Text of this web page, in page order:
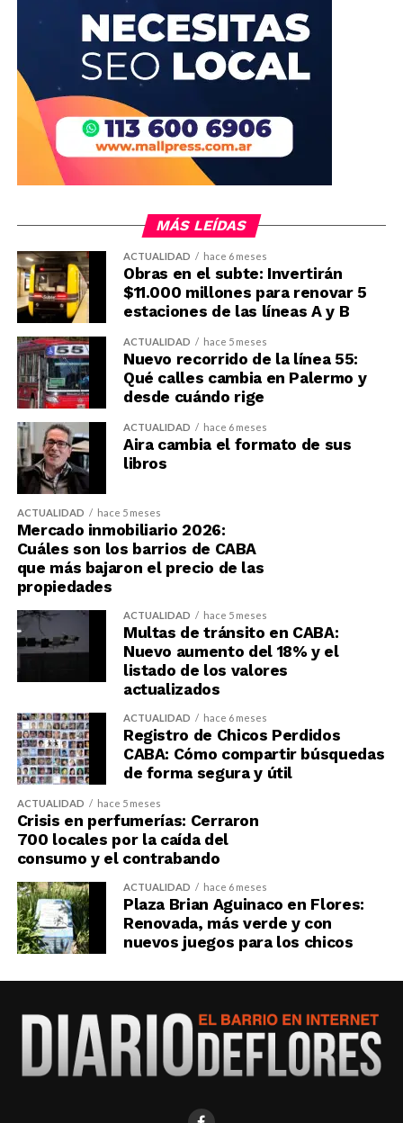
MÁS LEÍDAS
ACTUALIDAD hace 6 meses
Obras en el subte: Invertirán
$11.000 millones para renovar 5
estaciones de las líneas A y B
ACTUALIDAD hace 5 meses
Nuevo recorrido de la línea 55:
Qué calles cambia en Palermo y
desde cuándo rige
ACTUALIDAD hace 6 meses
Aira cambia el formato de sus
libros
ACTUALIDAD hace 5 meses
Mercado inmobiliario 2026:
Cuáles son los barrios de CABA
que más bajaron el precio de las
propiedades
ACTUALIDAD hace 5 meses
Multas de tránsito en CABA:
Nuevo aumento del 18% y el
listado de los valores
actualizados
ACTUALIDAD hace 6 meses
Registro de Chicos Perdidos
CABA: Cómo compartir búsquedas
de forma segura y útil
ACTUALIDAD hace 5 meses
Crisis en perfumerías: Cerraron
700 locales por la caída del
consumo y el contrabando
ACTUALIDAD hace 6 meses
Plaza Brian Aguinaco en Flores:
Renovada, más verde y con
nuevos juegos para los chicos